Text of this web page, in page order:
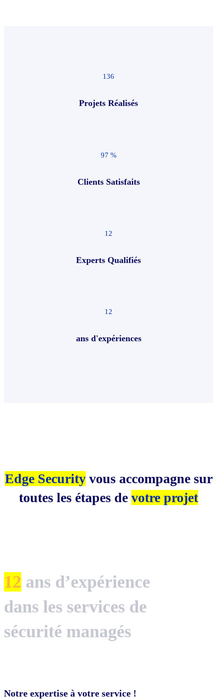
136
Projets Réalisés
97 %
Clients Satisfaits
12
Experts Qualifiés
12
ans d'expériences
Edge Securityvous accompagne sur
toutes les étapes de votre projet
12 ans d’expérience
dans les services de
sécurité managés
Notre expertise à votre service !